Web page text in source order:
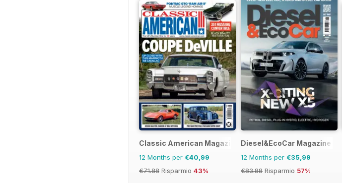
Classic American Magazine
12 Months per €40,99
€71.88 Risparmio 43%
Diesel&EcoCar Magazine
12 Months per €35,99
€83.88 Risparmio 57%